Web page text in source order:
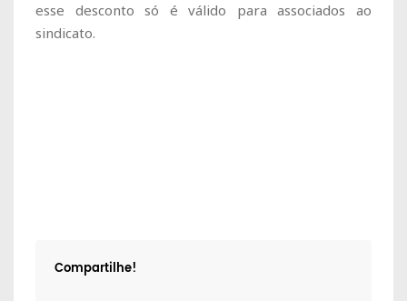
esse desconto só é válido para associados ao
sindicato.
Compartilhe!